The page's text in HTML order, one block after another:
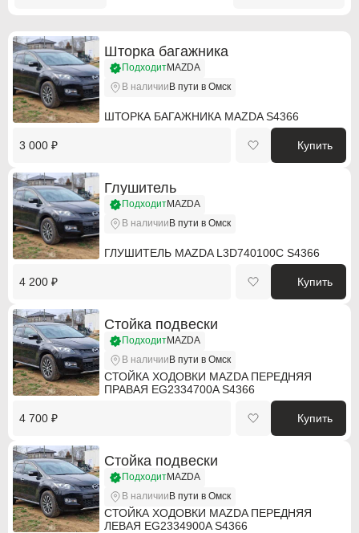
Шторка багажника
В наличии В пути в Омск
ПодходитMAZDA
ШТОРКА БАГАЖНИКА MAZDA S4366
3 000 ₽ Купить
Глушитель
В наличии В пути в Омск
ПодходитMAZDA
ГЛУШИТЕЛЬ MAZDA L3D740100C S4366
4 200 ₽ Купить
Стойка подвески
В наличии В пути в Омск
ПодходитMAZDA
СТОЙКА ХОДОВКИ MAZDA ПЕРЕДНЯЯ
ПРАВАЯ EG2334700A S4366
4 700 ₽ Купить
Стойка подвески
В наличии В пути в Омск
ПодходитMAZDA
СТОЙКА ХОДОВКИ MAZDA ПЕРЕДНЯЯ
ЛЕВАЯ EG2334900A S4366
BMW Motorrad
Buick
Cadillac
Citroen
Citroen PSA
Dacia
Dodge
DS Automobiles
Fiat
Ford
GMC
Holden
BMW Motorrad
Buick
Cadillac
Citroen
Citroen PSA
Dacia
Dodge
DS Automobiles
Fiat
Ford
GMC
Holden